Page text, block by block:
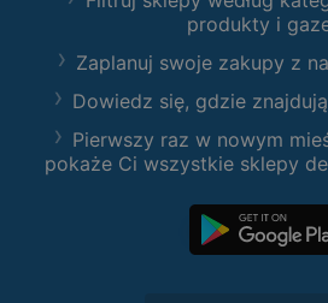
produkty i
Zaplanuj swoje zakupy z
Dowiedz się, gdzie
Pierwszy raz w nowym
pokaże Ci wszystkie sklepy